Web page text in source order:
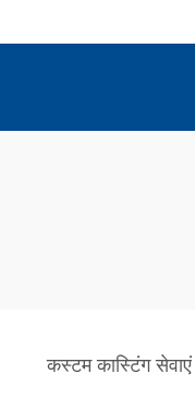
कस्टम कास्टिंग सेवाएं